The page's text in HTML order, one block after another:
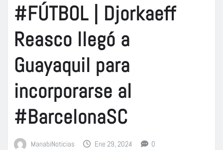
#FÚTBOL | Djorkaeff
Reasco llegó a
Guayaquil para
incorporarse al
#BarcelonaSC
ManabiNoticias Ene 29, 2024 0